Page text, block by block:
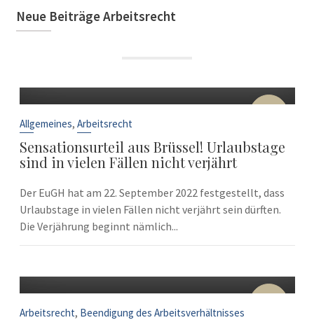
Neue Beiträge Arbeitsrecht
22
Allgemeines, Arbeitsrecht
Sensationsurteil aus Brüssel! Urlaubstage
sind in vielen Fällen nicht verjährt
Der EuGH hat am 22. September 2022 festgestellt, dass
Urlaubstage in vielen Fällen nicht verjährt sein dürften.
Die Verjährung beginnt nämlich...
10
Arbeitsrecht, Beendigung des Arbeitsverhältnisses